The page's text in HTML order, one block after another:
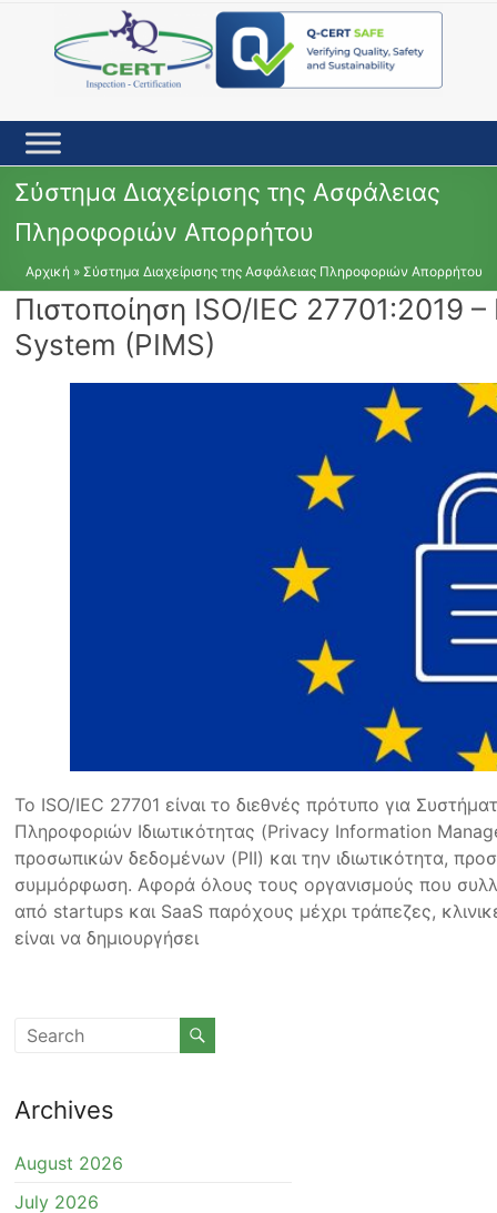
content
Σύστημα Διαχείρισης της Ασφάλειας
Πληροφοριών Απορρήτου
Αρχική » Σύστημα Διαχείρισης της Ασφάλειας Πληροφοριών Απορρήτου
Πιστοποίηση ISO/IEC 27701:2019
System (PIMS)
Το ISO/IEC 27701 είναι το διεθνές πρότυπο για
Πληροφοριών Ιδιωτικότητας (Privacy Information
προσωπικών δεδομένων (PII) και την ιδιωτικότητα,
συμμόρφωση. Αφορά όλους τους οργανισμούς που
από startups και SaaS παρόχους μέχρι τράπεζες,
είναι να δημιουργήσει
Archives
August 2026
July 2026